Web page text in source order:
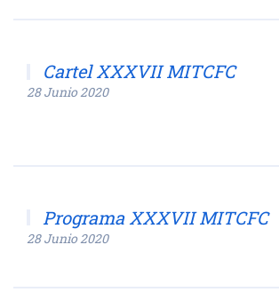
Cartel XXXVII MITCFC
28 Junio 2020
Programa XXXVII MITCFC
28 Junio 2020